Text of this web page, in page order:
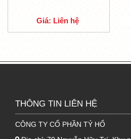
Giá: Liên hệ
THÔNG TIN LIÊN HỆ
CÔNG TY CỔ PHẦN TỶ HỔ